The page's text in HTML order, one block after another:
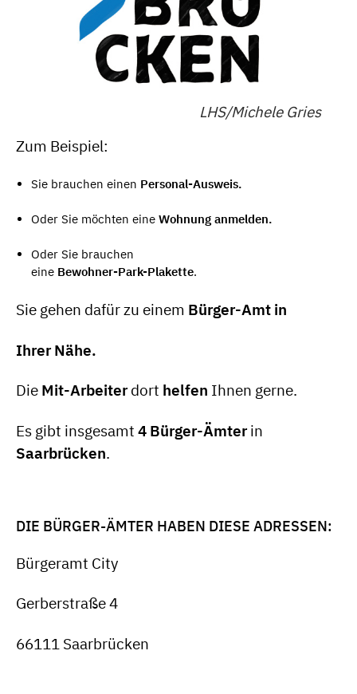
LHS/Michele Gries
Zum Beispiel:
Sie brauchen einen Personal-Ausweis.
Oder Sie möchten eine Wohnung anmelden.
Oder Sie brauchen
eine Bewohner-Park-Plakette.
Sie gehen dafür zu einem Bürger-Amt in
Ihrer Nähe.
Die Mit-Arbeiterdort helfen Ihnen gerne.
Es gibt insgesamt 4 Bürger-Ämterin
Saarbrücken.
DIE BÜRGER-ÄMTER HABEN DIESE ADRESSEN:
Bürgeramt City
Gerberstraße 4
66111 Saarbrücken